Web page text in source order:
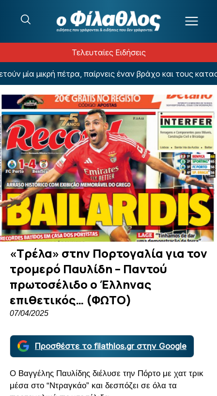
Τελευταίες Ειδήσεις
μικρή πέτρα, παίρνεις έναν βράχο και τους
«Τρέλα» στην Πορτογαλία για τον
τρομερό Παυλίδη – Παντού
πρωτοσέλιδο ο Έλληνας
επιθετικός… (ΦΩΤΟ)
07/04/2025
Προσθέστε το filathlos.gr στην Google
Ο Βαγγέλης Παυλίδης διέλυσε την Πόρτο με χατ τρικ
μέσα στο “Ντραγκάο” και δεσπόζει σε όλα τα